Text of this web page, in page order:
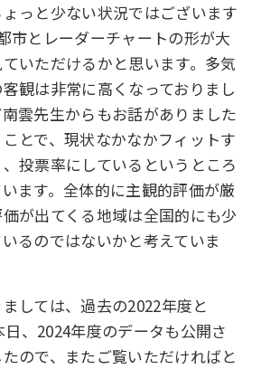
っと少ない状況ではございます
市とレーダーチャートの形が大
いただけるかと思います。多気
観は非常に高くなっておりまし
雲先生からもお話がありました
とで、現状なかなかフィットす
投票率にしているというところ
ます。全体的に主観的評価が厳
が出てくる地域は全国的にも少
るのではないかと考えていま
しては、過去の2022年度と
、2024年度のデータも公開さ
ので、またご覧いただければと